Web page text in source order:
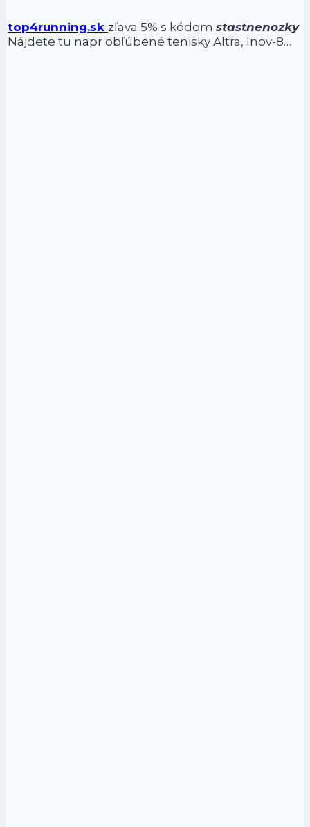
top4running.sk zľava 5% s kódom stastnenozky
Nájdete tu napr obľúbené tenisky Altra, Inov-8…